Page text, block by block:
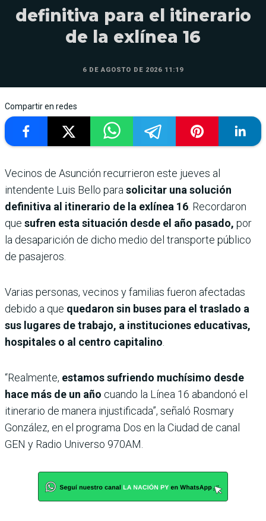
definitiva para el itinerario
de la exlínea 16
6 DE AGOSTO DE 2026 11:19
Compartir en redes
Vecinos de Asunción recurrieron este jueves al
intendente Luis Bello para solicitar una solución
definitiva al itinerario de la exlínea 16 . Recordaron
que sufren esta situación desde el año pasado, por
la desaparición de dicho medio del transporte público
de pasajeros.
Varias personas, vecinos y familias fueron afectadas
debido a que quedaron sin buses para el traslado a
sus lugares de trabajo, a instituciones educativas,
hospitales o al centro capitalino
“Realmente, estamos sufriendo muchísimo desde
hace más de un año cuando la Línea 16 abandonó el
itinerario de manera injustificada”, señaló Rosmary
González, en el programa Dos en la Ciudad de canal
GEN y Radio Universo 970AM.